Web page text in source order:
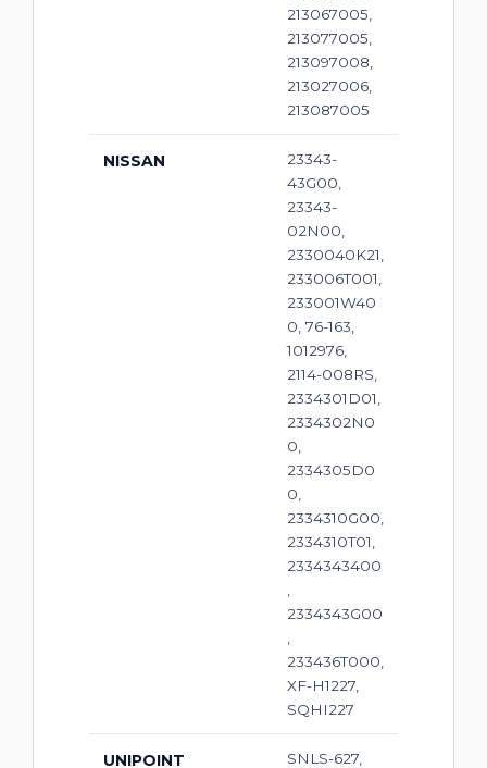
213067005,
213077005,
213097008,
213027006,
213087005
NISSAN
23343-
43G00,
23343-
02N00,
2330040K21,
233006T001,
233001W40
0, 76-163,
1012976,
2114-008RS,
2334301D01,
2334302N0
0,
2334305D0
0,
2334310G00,
2334310T01,
2334343400
2334343G00
233436T000,
XF-H1227,
SQHI227
UNIPOINT SNLS-627,